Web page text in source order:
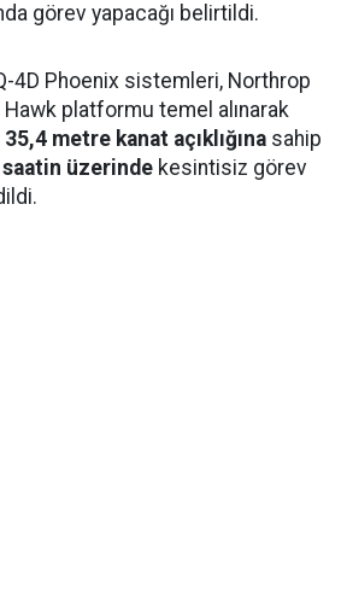
görev yapacağı belirtildi.
4D Phoenix sistemleri, Northrop
Hawk platformu temel alınarak
35,4 metre kanat açıklığına sahip
saatin üzerinde kesintisiz görev